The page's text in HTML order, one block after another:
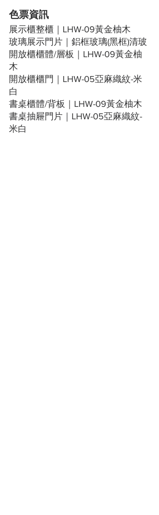
色票資訊
展示櫃整櫃｜LHW-09黃金柚木
玻璃展示門片｜鋁框玻璃(黑框)清玻
開放櫃櫃體/層板｜LHW-09黃金柚
木
開放櫃櫃門｜LHW-05亞麻織紋-米
白
書桌櫃體/背板｜LHW-09黃金柚木
書桌抽屜門片｜LHW-05亞麻織紋-
米白